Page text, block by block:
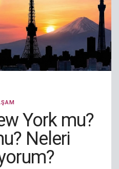
York mu?
Neleri